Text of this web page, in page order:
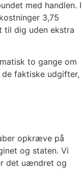
med handlen. I
3,75
til dig uden ekstra
to gange om
faktiske udgifter,
opkræve på
og staten. Vi
det uændret og